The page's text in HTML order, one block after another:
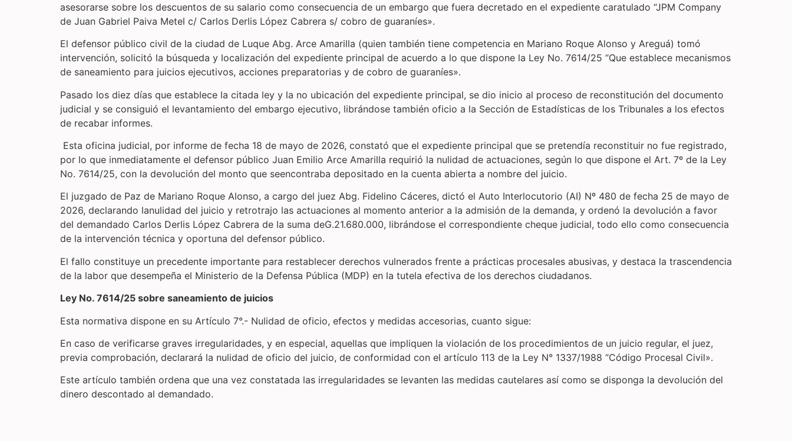
asesorarse sobre los descuentos de su salario como consecuencia de un embargo que fuera decretado en el expediente caratulado “JPM Company
de Juan Gabriel Paiva Metel c/ Carlos Derlis López Cabrera s/ cobro de guaraníes».
El defensor público civil de la ciudad de Luque Abg. Arce Amarilla (quien también tiene competencia en Mariano Roque Alonso y Areguá) tomó
intervención, solicitó la búsqueda y localización del expediente principal de acuerdo a lo que dispone la Ley No. 7614/25 “Que establece mecanismos
de saneamiento para juicios ejecutivos, acciones preparatorias y de cobro de guaraníes».
Pasado los diez días que establece la citada ley y la no ubicación del expediente principal, se dio inicio al proceso de reconstitución del documento
judicial y se consiguió el levantamiento del embargo ejecutivo, librándose también oficio a la Sección de Estadísticas de los Tribunales a los efectos
de recabar informes.
Esta oficina judicial, por informe de fecha 18 de mayo de 2026, constató que el expediente principal que se pretendía reconstituir no fue registrado,
por lo que inmediatamente el defensor público Juan Emilio Arce Amarilla requirió la nulidad de actuaciones, según lo que dispone el Art. 7º de la Ley
No. 7614/25, con la devolución del monto que seencontraba depositado en la cuenta abierta a nombre del juicio.
El juzgado de Paz de Mariano Roque Alonso, a cargo del juez Abg. Fidelino Cáceres, dictó el Auto Interlocutorio (AI) Nº 480 de fecha 25 de mayo de
2026, declarando lanulidad del juicio y retrotrajo las actuaciones al momento anterior a la admisión de la demanda, y ordenó la devolución a favor
del demandado Carlos Derlis López Cabrera de la suma deG.21.680.000, librándose el correspondiente cheque judicial, todo ello como consecuencia
de la intervención técnica y oportuna del defensor público.
El fallo constituye un precedente importante para restablecer derechos vulnerados frente a prácticas procesales abusivas, y destaca la trascendencia
de la labor que desempeña el Ministerio de la Defensa Pública (MDP) en la tutela efectiva de los derechos ciudadanos.
Ley No. 7614/25 sobre saneamiento de juicios
Esta normativa dispone en su Artículo 7°.- Nulidad de oficio, efectos y medidas accesorias, cuanto sigue:
En caso de verificarse graves irregularidades, y en especial, aquellas que impliquen la violación de los procedimientos de un juicio regular, el juez,
previa comprobación, declarará la nulidad de oficio del juicio, de conformidad con el artículo 113 de la Ley N° 1337/1988 “Código Procesal Civil».
Este artículo también ordena que una vez constatada las irregularidades se levanten las medidas cautelares así como se disponga la devolución del
dinero descontado al demandado.